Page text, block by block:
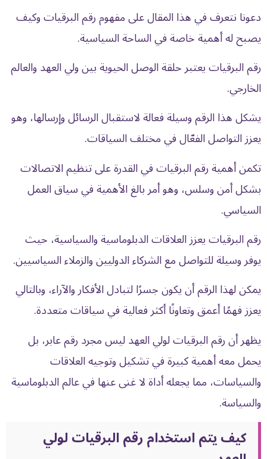
دعونا نتعرف في هذا المقال على مفهوم رقم البرقيات وكيف
يصبح له أهمية خاصة في الساحة السياسية.
رقم البرقيات يعتبر حلقة الوصل الحيوية بين ولي العهد والعالم
الخارجي.
يشكل هذا الرقم وسيلة فعالة لاستقبال الرسائل وإرسالها، وهو
يعزز التواصل الفعّال في مختلف السياقات.
تكمن أهمية رقم البرقيات في القدرة على تنظيم الاتصالات
بشكل أمن وسلس، وهو أمر بالغ الأهمية في سياق العمل
السياسي.
رقم البرقيات يعزز العلاقات الدبلوماسية والسياسية، حيث
يوفر وسيلة للتواصل مع الشركاء الدوليين والزملاء السياسيين.
يمكن لهذا الرقم أن يكون جسرًا لتبادل الأفكار والآراء، وبالتالي
يعزز فهمًا أعمق وتعاونًا أكثر فعالية في سياقات متعددة.
يظهر أن رقم البرقيات لولي العهد ليس مجرد رقم عابر، بل
يحمل معه أهمية كبيرة في تشكيل وتوجيه العلاقات
والسياسات، مما يجعله أداة لا غنى عنها في عالم الدبلوماسية
والسياسة.
كيف يتم استخدام رقم البرقيات لولي